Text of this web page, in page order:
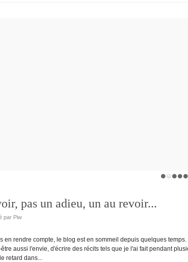
pas un adieu, un au revoir...
par Piw
en rendre compte, le blog est en sommeil depuis quelques
aussi l'envie, d'écrire des récits tels que je l'ai fait pendant
retard dans...